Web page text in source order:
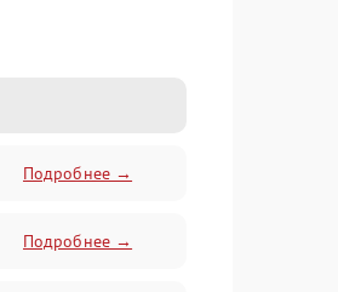
Подробнее →
Подробнее →